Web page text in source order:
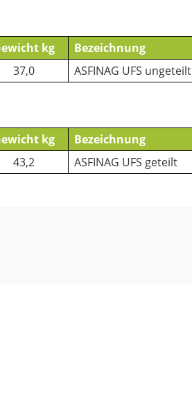
kg
Bezeichnung
37,0
ASFINAG UFS ungeteilt
kg
Bezeichnung
43,2
ASFINAG UFS geteilt